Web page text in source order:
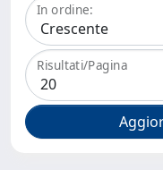
In ordine:
Risultati/Pagina